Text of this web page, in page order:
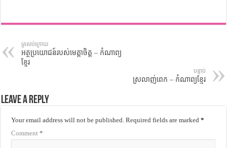
ត្រលប់ក្រោយ
អត្ថប្រយោជន៍របស់មេត្តាចិត្ត – កំណាព្យ
ខ្មែរ
បន្ទាប់
ស្រលាញ់ពេក – កំណាព្យខ្មែរ
Leave a Reply
Your email address will not be published. Required fields are marked*
Comment*